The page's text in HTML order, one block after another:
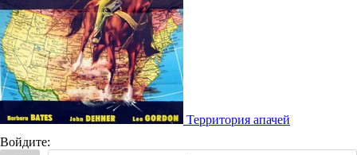
Территория апачей
Войдите: